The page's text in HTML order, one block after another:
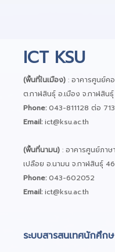
ICT KSU
(พื้นที่ในเมือง) : อาคารศูนย์ค
ต.กาฬสินธุ์ อ.เมือง จ.กาฬสิน
Phone:043-811128 ต่อ
Email:ict@ksu.ac.th
(พื้นที่นามน) : อาคารศูนย์ภาษ
เปลือย อ.นามน จ.กาฬสินธุ์
Phone:043-602052
Email:ict@ksu.ac.th
ระบบสารสนเทศนักศึก